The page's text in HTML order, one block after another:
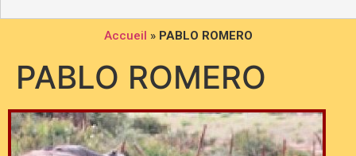
Accueil » PABLO ROMERO
PABLO ROMERO